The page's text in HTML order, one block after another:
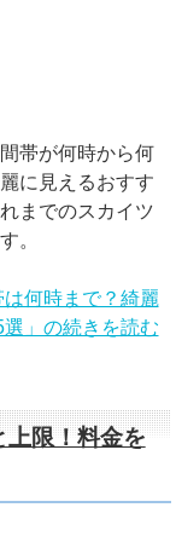
帯が何時から何
に見えるおすす
までのスカイツ
。
は何時まで？綺麗
」の続きを読む
上限！料金を